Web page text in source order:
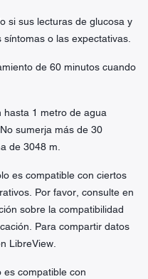
si sus lecturas de glucosa y
o las expectativas.
de 60 minutos cuando
hasta 1 metro de agua
sumerja más de 30
de 3048 m.
es compatible con ciertos
Por favor, consulte en
sobre la compatibilidad
Para compartir datos
LibreView.
es compatible con